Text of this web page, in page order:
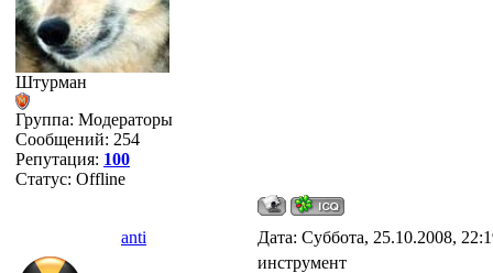
Штурман
Группа: Модераторы
Сообщений: 254
Репутация: 100
Статус: Offline
anti Дата: Суббота, 25.10.2008,
инструмент